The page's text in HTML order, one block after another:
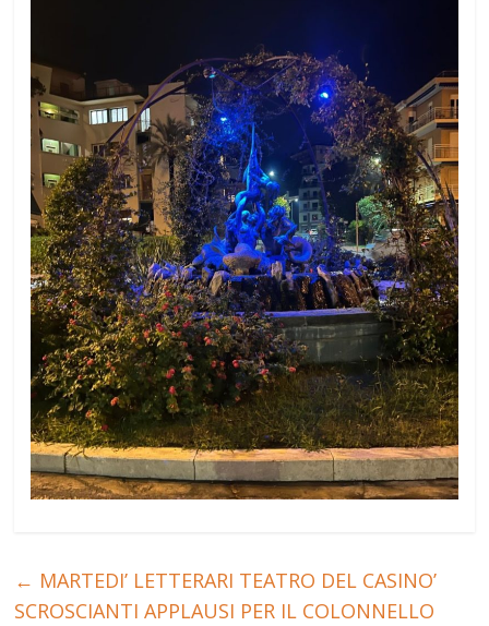
← MARTEDI’ LETTERARI TEATRO DEL CASINO’
SCROSCIANTI APPLAUSI PER IL COLONNELLO